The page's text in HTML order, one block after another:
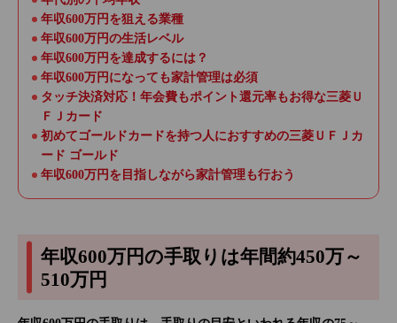
年収600万円を狙える業種
年収600万円の生活レベル
年収600万円を達成するには？
年収600万円になっても家計管理は必須
タッチ決済対応！年会費もポイント還元率もお得な三菱Ｕ
ＦＪカード
初めてゴールドカードを持つ人におすすめの三菱ＵＦＪカ
ード ゴールド
年収600万円を目指しながら家計管理も行おう
年収600万円の手取りは年間約450万～
510万円